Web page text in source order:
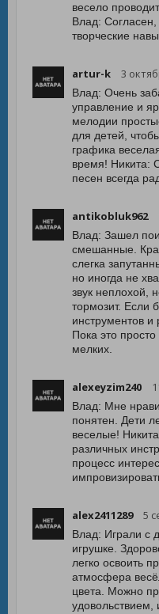
весело
Влад:
творческие
artur-k 3
Влад: Очень
управление и
мелодии
для детей,
графика
время! Никита:
песен всегда
antikobluk962
Влад: Зашел
смешанные.
слегка
но иногда не
звук неплохой,
тормозит. Если
инструментов
Пока это
мелких.
alexeyzim240
Влад: Мне
понятен. Дети
веселые!
различных
процесс
alex2411289 5
Влад: Играли с
игрушке.
легко освоить
атмосфера
цвета. Можно
удовольствием,